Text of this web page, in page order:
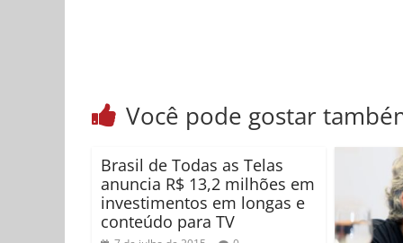
Você pode gostar
Brasil de Todas as Telas
anuncia R$ 13,2 milhões em
investimentos em longas e
conteúdo para TV